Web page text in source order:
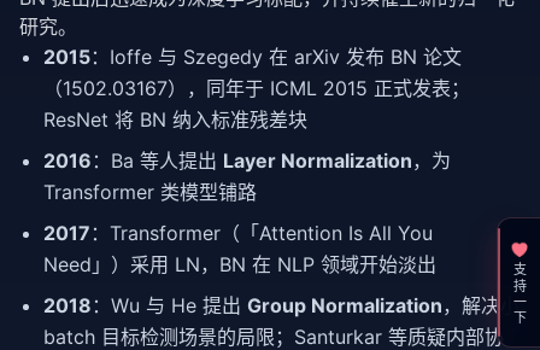
研究。
2015：Ioffe 与 Szegedy 在 arXiv 发布 BN 论文
（1502.03167），同年于 ICML 2015 正式发表；
ResNet 将 BN 纳入标准残差块
2016 ：Ba 等人提出 Layer Normalization，为
Transformer 类模型铺路
2017 ：Transformer（「Attention Is All You
Need」）采用 LN，BN 在 NLP 领域开始淡出
2018 ：Wu 与 He 提出 Group Normalization，解决小
batch 目标检测场景的局限；Santurkar 等质疑内部协
支持一下